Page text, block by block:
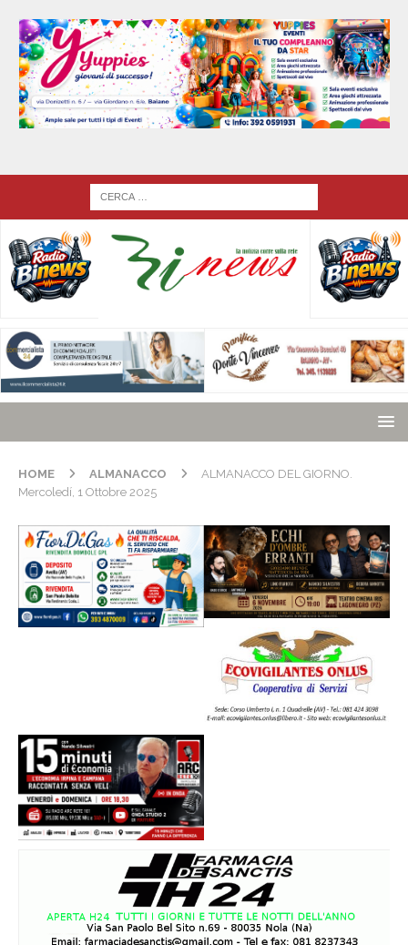
HOME ALMANACCO
ALMANACCO DEL GIORNO.
Mercoledí, 1 Ottobre 2025